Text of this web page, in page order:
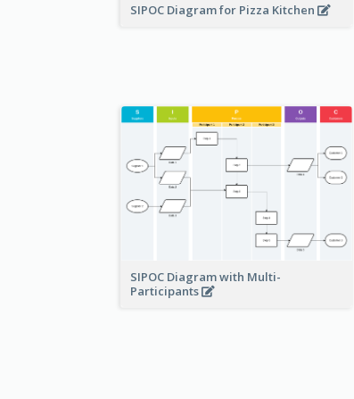
SIPOC Diagram for Pizza Kitchen
SIPOC Diagram with Multi-
Participants